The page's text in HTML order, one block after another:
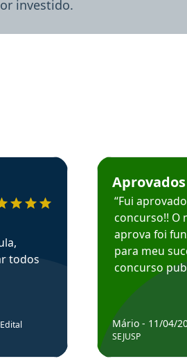
investido.
o Aprova Concursos em
todos
Estudante Mário
Aprovados
“Fui
concurso!! O
aprova foi
para meu
concurso
Mário - 11/04/
SEJUSP